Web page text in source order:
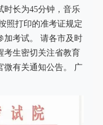
时长为45分钟，音乐
照打印的准考证规定
考试。 请各市及时
考生密切关注省教育
微有关通知公告。 广